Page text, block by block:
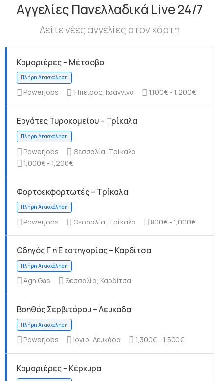
Αγγελίες Πανελλαδικά Live 24/7
Δείτε νέες αγγελίες στον χάρτη
Καμαριέρες – Μέτσοβο
Πλήρη Απασχόληση
Powerjobs Ήπειρος, Ιωάννινα 1,100€ - 1,200€
Εργάτες Τυροκομείου – Τρίκαλα
Πλήρη Απασχόληση
Powerjobs
Θεσσαλία, Τρίκαλα
1,000€ - 1,200€
Φορτοεκφορτωτές – Τρίκαλα
Πλήρη Απασχόληση
Powerjobs Θεσσαλία, Τρίκαλα 800€ - 1,000€
Οδηγός Γ ή Ε κατηγορίας – Καρδίτσα
Agn Gas Θεσσαλία, Καρδίτσα
Βοηθός Σερβιτόρου – Λευκάδα
Powerjobs Ιόνιο, Λευκάδα 1,300€ - 1,500€
Καμαριέρες – Κέρκυρα